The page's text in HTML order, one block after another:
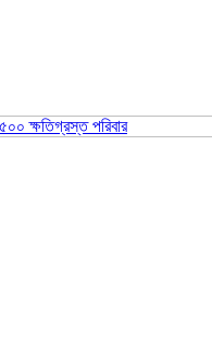
ক্ষতিগ্রস্ত পরিবার